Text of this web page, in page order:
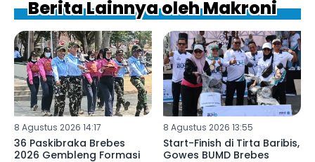
Berita Lainnya oleh Makroni
8 Agustus 2026 14:17
36 Paskibraka Brebes
2026 Gembleng Formasi
8 Agustus 2026 13:55
Start-Finish di Tirta Baribis,
Gowes BUMD Brebes